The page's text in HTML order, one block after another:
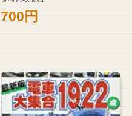
700円